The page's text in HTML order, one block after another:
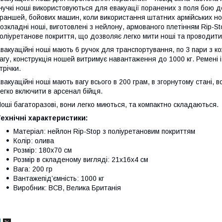
ноші використовуються для евакуації поранених з поля бою
бойових машин, коли використання штатних армійських
ноші, виготовлені з нейлону, армованого плетінням
покриття, що дозволяє легко мити ноші та
ноші мають 6 ручок для транспортування, по 3 пари з
конструкція ношей витримує навантаження до 1000 кг. Ремені
ноші мають вагу всього в 200 грам, в згорнутому
включити в арсенал бійця.
багаторазові, вони легко миються, та компактно складаються.
характеристики:
Матеріал: нейлон Rip-Stop з поліуретановим покриттям
Колір: олива
Розмір: 180х70 см
Розмір в складеному вигляді: 21х16х4 см
Вага: 200 гр
Вантажепід’ємність: 1000 кг
Виробник: BCB, Велика Британія